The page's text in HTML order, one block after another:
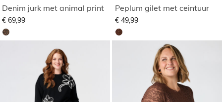
Denim jurk met animal print
€ 69,99
Peplum gilet met ceintuur
€ 49,99